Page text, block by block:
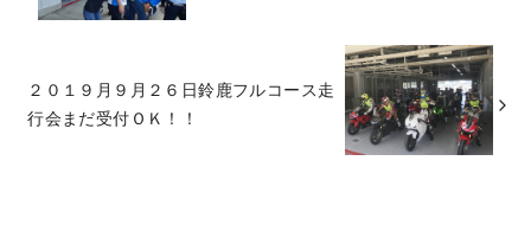
２０１９月９月２６日鈴鹿フルコース走
行会まだ受付ＯＫ！！